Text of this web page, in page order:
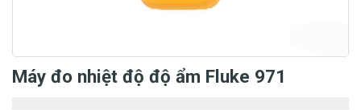
Máy đo nhiệt độ độ ẩm Fluke 971